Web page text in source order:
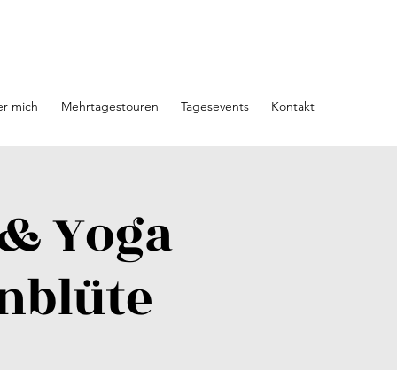
mich Mehrtagestouren Tagesevents Kontakt
Yoga